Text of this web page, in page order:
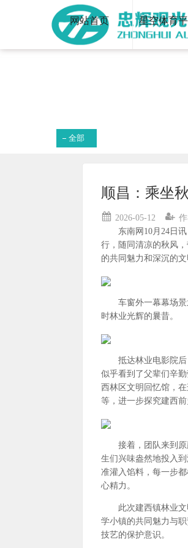
网站首页 星空体育
全部
顺昌：乘坐
2026-05-12
东南网10月24日讯
行，随同清凉的秋风
的共同魅力和深沉的
车窗外一幕幕场景
时林业光辉的曩昔。
抵达林业电影院后
似乎看到了父辈们辛
西林区文明回忆馆，
等，进一步探究建西前
接着，团队来到原
生们兴味盎然地投入
准灌入馅料，每一步
心精力。
此次建西镇林业文
学小镇的共同魅力与
技艺的保护意识。